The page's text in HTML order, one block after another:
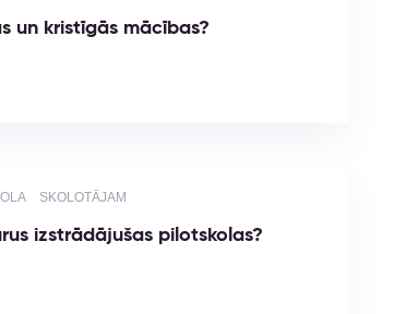
un kristīgās mācības?
SKOLOTĀJAM
izstrādājušas pilotskolas?